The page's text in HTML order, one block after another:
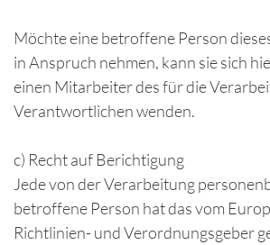
Möchte eine betroffene Person
in Anspruch nehmen, kann sie sich
einen Mitarbeiter des für die
Verantwortlichen wenden.
c) Recht auf Berichtigung
Jede von der Verarbeitung
betroffene Person hat das vom
Richtlinien- und Verordnungsgeber